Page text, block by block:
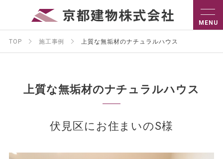
TOP 施工事例 上質な無垢材のナチュラルハウス
上質な無垢材のナチュラルハウス
伏見区にお住まいのS様